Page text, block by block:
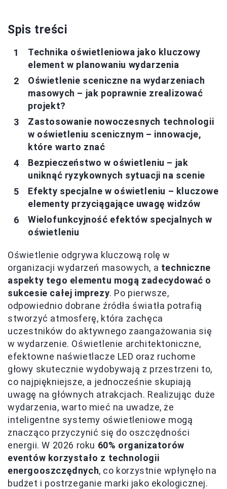
Spis treści
Technika oświetleniowa jako kluczowy
element w planowaniu wydarzenia
Oświetlenie sceniczne na wydarzeniach
masowych – jak poprawnie zrealizować
projekt?
Zastosowanie nowoczesnych technologii
w oświetleniu scenicznym – innowacje,
które warto znać
Bezpieczeństwo w oświetleniu – jak
uniknąć ryzykownych sytuacji na scenie
Efekty specjalne w oświetleniu – kluczowe
elementy przyciągające uwagę widzów
Wielofunkcyjność efektów specjalnych w
oświetleniu
Oświetlenie odgrywa kluczową rolę w
organizacji wydarzeń masowych, a techniczne
aspekty tego elementu mogą zadecydować o
sukcesie całej imprezy. Po pierwsze,
odpowiednio dobrane źródła światła potrafią
stworzyć atmosferę, która zachęca
uczestników do aktywnego zaangażowania się
w wydarzenie. Oświetlenie architektoniczne,
efektowne naświetlacze LED oraz ruchome
głowy skutecznie wydobywają z przestrzeni to,
co najpiękniejsze, a jednocześnie skupiają
uwagę na głównych atrakcjach. Realizując duże
wydarzenia, warto mieć na uwadze, że
inteligentne systemy oświetleniowe mogą
znacząco przyczynić się do oszczędności
energii. W 2026 roku 60% organizatorów
eventów korzystało z technologii
energooszczędnych, co korzystnie wpłynęło na
budżet i postrzeganie marki jako ekologicznej.